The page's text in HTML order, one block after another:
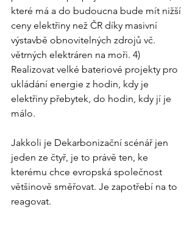
které má a do budoucna bude mít nižší
ceny elektřiny než ČR díky masivní
výstavbě obnovitelných zdrojů vč.
větrných elektráren na moři. 4)
Realizovat velké bateriové projekty pro
ukládání energie z hodin, kdy je
elektřiny přebytek, do hodin, kdy jí je
málo.
Jakkoli je Dekarbonizační scénář jen
jeden ze čtyř, je to právě ten, ke
kterému chce evropská společnost
většinově směřovat. Je zapotřebí na to
reagovat.